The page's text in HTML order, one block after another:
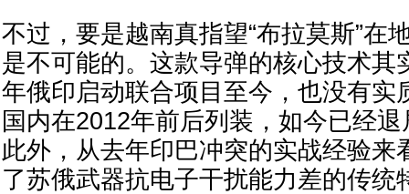
不过，要是越南真指望“布拉莫斯”在
是不可能的。这款导弹的核心技术其
年俄印启动联合项目至今，也没有实
国内在2012年前后列装，如今已经
此外，从去年印巴冲突的实战经验来
了苏俄武器抗电子干扰能力差的传统